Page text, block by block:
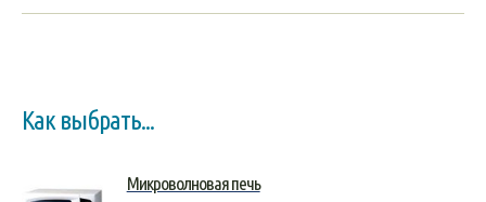
Как выбрать...
Микроволновая печь